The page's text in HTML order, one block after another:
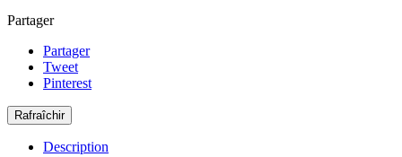
Partager
Partager
Tweet
Pinterest
Description